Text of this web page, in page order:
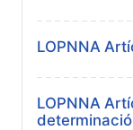
LOPNNA
LOPNNA